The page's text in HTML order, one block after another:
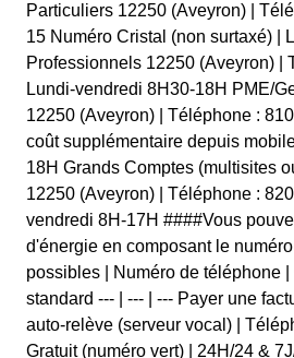
Particuliers 12250 (Aveyron) |
15 Numéro Cristal (non surtaxé) |
Professionnels 12250 (Aveyron) |
Lundi-vendredi 8H30-18H PME/
12250 (Aveyron) | Téléphone :
coût supplémentaire depuis
18H Grands Comptes (multisites
12250 (Aveyron) | Téléphone :
vendredi 8H-17H ####Vous
d'énergie en composant le
possibles | Numéro de téléphone |
standard --- | --- | --- Payer une
auto-relève (serveur vocal) |
Gratuit (numéro vert) | 24H/24 &